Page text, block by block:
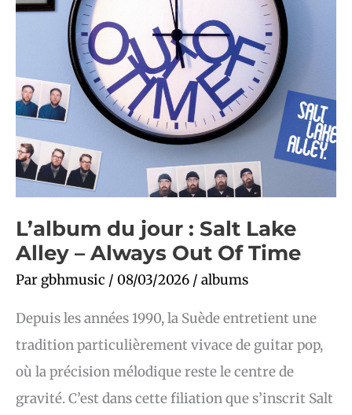
L’album du jour : Salt Lake
Alley – Always Out Of Time
Par gbhmusic / 08/03/2026 / albums
Depuis les années 1990, la Suède entretient une
tradition particulièrement vivace de guitar pop,
où la précision mélodique reste le centre de
gravité. C’est dans cette filiation que s’inscrit Salt
Of
Time